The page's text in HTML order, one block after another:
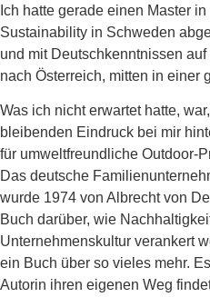
Ich hatte gerade einen Master
Sustainability in Schweden
und mit Deutschkenntnissen
nach Österreich, mitten in einer
Was ich nicht erwartet hatte,
bleibenden Eindruck bei mir
für umweltfreundliche Outdoor-
Das deutsche
wurde 1974 von Albrecht von
Buch darüber, wie
Unternehmenskultur verankert
ein Buch über so vieles mehr.
Autorin ihren eigenen Weg